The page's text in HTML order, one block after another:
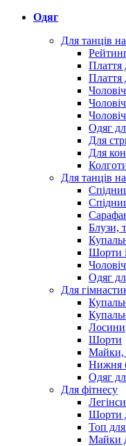
Одяг
Для танців
Плаття
Плаття
Одяг
Для
Для
Для танців
Блузи,
Шорти
Одяг
Для
Лосини
Шорти
Майки,
Нижня
Одяг
Для фітнесу
Шорти
Топ
Майки